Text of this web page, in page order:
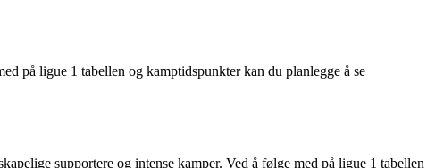
på ligue 1 tabellen og kamptidspunkter kan du planlegge å se
supportere og intense kamper. Ved å følge med på ligue 1 tabellen